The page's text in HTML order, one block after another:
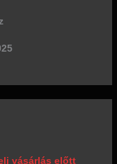
vásárlás előtt